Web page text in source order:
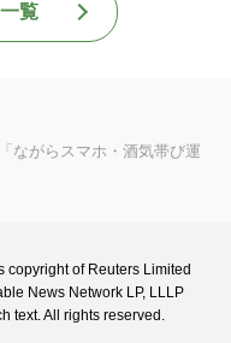
覧
ながらスマホ・酒気帯び運
of Reuters Limited
News Network LP, LLLP
text. All rights reserved.